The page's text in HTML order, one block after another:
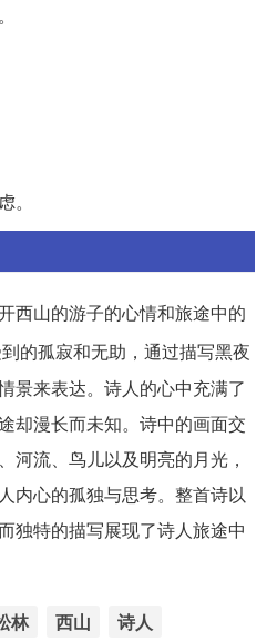
西山的游子的心情和旅途中的
的孤寂和无助，通过描写黑夜
景来表达。诗人的心中充满了
却漫长而未知。诗中的画面交
河流、鸟儿以及明亮的月光，
内心的孤独与思考。整首诗以
独特的描写展现了诗人旅途中
林 西山 诗人